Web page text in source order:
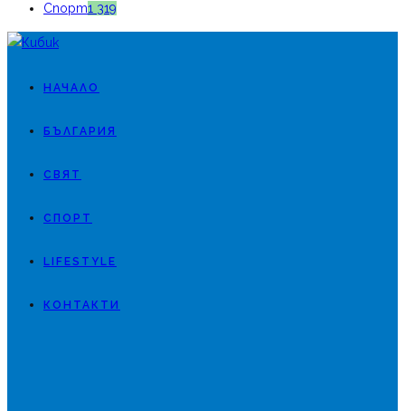
Спорт1 319
НАЧАЛО
БЪЛГАРИЯ
СВЯТ
СПОРТ
LIFESTYLE
КОНТАКТИ